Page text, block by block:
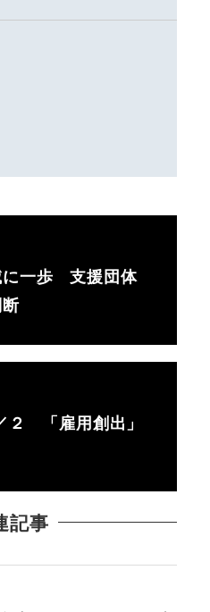
に一歩 支援団体
２ 「雇用創出」
記事